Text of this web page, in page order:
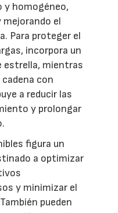
y homogéneo,
el
Para proteger el
incorpora un
estrella, mientras
con
a reducir las
y prolongar
figura un
a optimizar
y minimizar el
pueden